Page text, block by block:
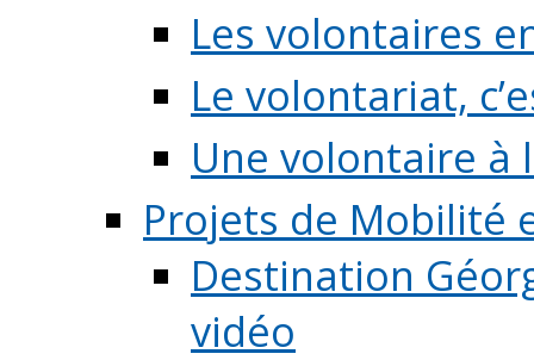
Les volontaires
Le volontariat,
Une volontaire à
Projets de Mobilité
Destination
vidéo